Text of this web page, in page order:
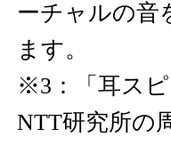
ーチャルの音
ます。
※3：「耳ス
NTT研究所の